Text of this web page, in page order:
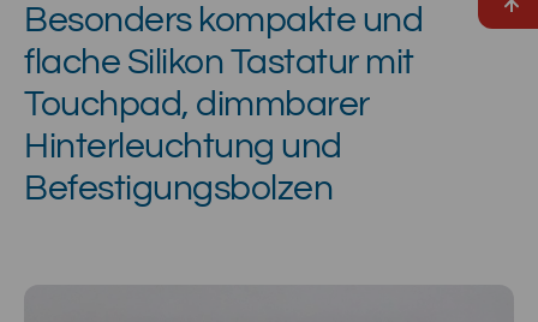
Besonders kompakte und
flache Silikon Tastatur mit
Touchpad, dimmbarer
Hinterleuchtung und
Befestigungsbolzen